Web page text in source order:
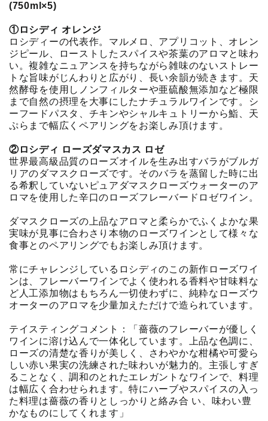
(750ml×5)
①ロシディ オレンジ
ロシディーの代表作。マルメロ、アプリコット、オレン
ジピール、ローストしたスパイスや茶葉のアロマと味わ
い。複雑なニュアンスを持ちながら雑味のないストレー
トな旨味がじんわりと広がり、長い余韻が続きます。天
然酵母を使用しノンフィルターや亜硫酸無添加など極限
まで自然の摂理を大事にしたナチュラルワインです。シ
ーフードパスタ、チキンやシャルキュトリーから鮨、天
ぷらまで幅広くペアリングをお楽しみ頂けます。
②ロシディ ローズダマスカス ロゼ
世界最高級品質のローズオイルを生み出すバラがブルガ
リアのダマスクローズです。そのバラを蒸留した時に出
る希釈していないピュアダマスクローズウォーターのア
ロマを使用した辛口のローズフレーバードロゼワイン。
ダマスクローズの上品なアロマと柔らかでふくよかな果
実味が見事に合わさり本物のローズワインとして様々な
食事とのペアリングでもお楽しみ頂けます。
常にチャレンジしているロシディのこの新作ローズワイ
ンは、フレーバーワインでよく使われる香料や甘味料な
ど人工添加物はもちろん一切使わずに、純粋なローズウ
オーターのアロマを少量加えただけで造られています。
テイスティングコメント：「薔薇のフレーバーが優しく
ワインに溶け込んで一体化しています。上品な色調に、
ローズの清楚な香りが美しく、さわやかな柑橘や可愛ら
しい赤い果実の洗練された味わいが魅力的。主張しすぎ
ることなく、調和のとれたエレガントなワインで、料理
は幅広く合わせられます。特にハーブやスパイスの入っ
た料理は薔薇の香りとしっかりと絡み合 い、味わい豊
かなものにしてくれます」